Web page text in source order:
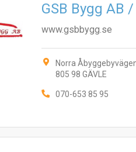
GSB Bygg AB
www.gsbbygg.se
Norra
805 98 GÄVLE
070-653 85 95